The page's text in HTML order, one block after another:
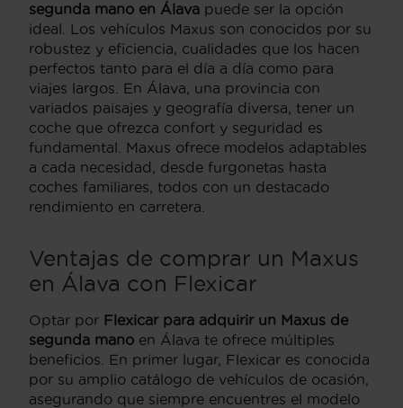
segunda mano en Álava puede ser la opción
ideal. Los vehículos Maxus son conocidos por su
robustez y eficiencia, cualidades que los hacen
perfectos tanto para el día a día como para
viajes largos. En Álava, una provincia con
variados paisajes y geografía diversa, tener un
coche que ofrezca confort y seguridad es
fundamental. Maxus ofrece modelos adaptables
a cada necesidad, desde furgonetas hasta
coches familiares, todos con un destacado
rendimiento en carretera.
Ventajas de comprar un Maxus
en Álava con Flexicar
Optar por Flexicar para adquirir un Maxus de
segunda mano en Álava te ofrece múltiples
beneficios. En primer lugar, Flexicar es conocida
por su amplio catálogo de vehículos de ocasión,
asegurando que siempre encuentres el modelo